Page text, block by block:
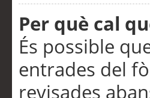
Per què cal
És possible
entrades del
revisades